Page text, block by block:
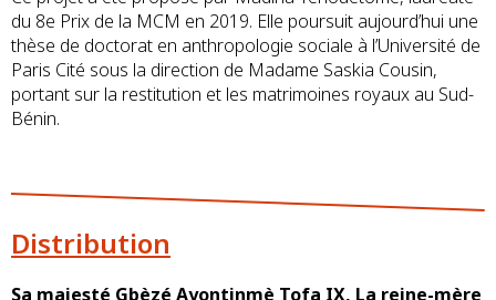
du 8e Prix de la MCM en 2019. Elle poursuit aujourd’hui une
thèse de doctorat en anthropologie sociale à l’Université de
Paris Cité sous la direction de Madame Saskia Cousin,
portant sur la restitution et les matrimoines royaux au Sud-
Bénin.
Distribution
Sa majesté Gbèzé Ayontinmè Tofa IX, La reine-mère